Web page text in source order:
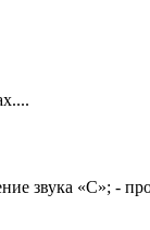
звука «С»; -